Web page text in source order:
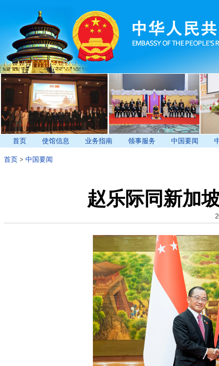
首页 使馆信息 业务指南 领事服务 中国要闻
首页 > 中国要闻
赵乐际同新加